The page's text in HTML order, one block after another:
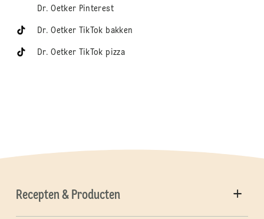
Dr. Oetker Pinterest
Dr. Oetker TikTok bakken
Dr. Oetker TikTok pizza
Recepten & Producten